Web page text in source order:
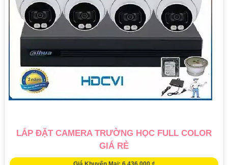
LẮP ĐẶT CAMERA TRƯỜNG HỌC FULL COLOR
GIÁ RẺ